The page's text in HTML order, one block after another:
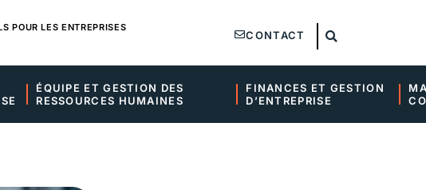
POUR LES ENTREPRISES
CONTACT
ÉQUIPE ET GESTION DES
RESSOURCES HUMAINES
FINANCES ET GESTION
D’ENTREPRISE